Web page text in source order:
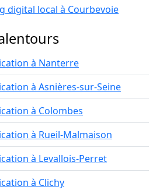
digital local à Courbevoie
à Nanterre
à Asnières-sur-Seine
à Colombes
à Rueil-Malmaison
à Levallois-Perret
à Clichy